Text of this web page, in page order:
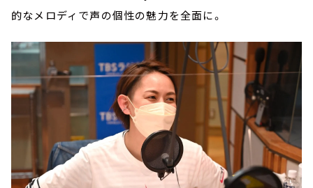
的なメロディで声の個性の魅力を全面に。